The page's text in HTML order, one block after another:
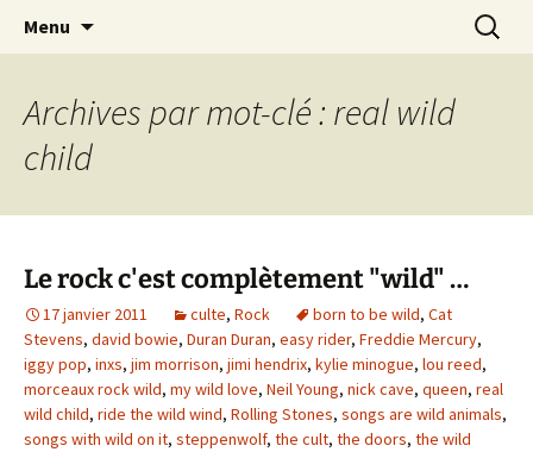
Laurent Rieppi
Journaliste musical · Historien du rock ·
Conférencier
Menu
Archives par mot-clé : real wild
child
Le rock c'est complètement "wild" …
17 janvier 2011 culte, Rock born to be wild, Cat
Stevens, david bowie, Duran Duran, easy rider, Freddie Mercury,
iggy pop, inxs, jim morrison, jimi hendrix, kylie minogue, lou reed,
morceaux rock wild, my wild love, Neil Young, nick cave, queen, real
wild child, ride the wild wind, Rolling Stones, songs are wild animals,
songs with wild on it, steppenwolf, the cult, the doors, the wild